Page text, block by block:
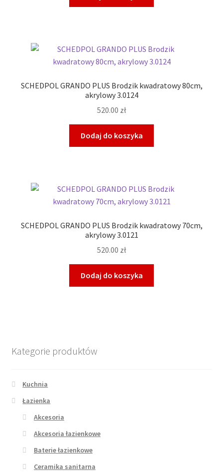
SCHEDPOL GRANDO PLUS Brodzik kwadratowy 80cm,
akrylowy 3.0124
520.00 zł
Dodaj do koszyka
SCHEDPOL GRANDO PLUS Brodzik kwadratowy 70cm,
akrylowy 3.0121
520.00 zł
Dodaj do koszyka
Kategorie produktów
Kuchnia
Łazienka
Akcesoria
Akcesoria łazienkowe
Baterie łazienkowe
Ceramika sanitarna